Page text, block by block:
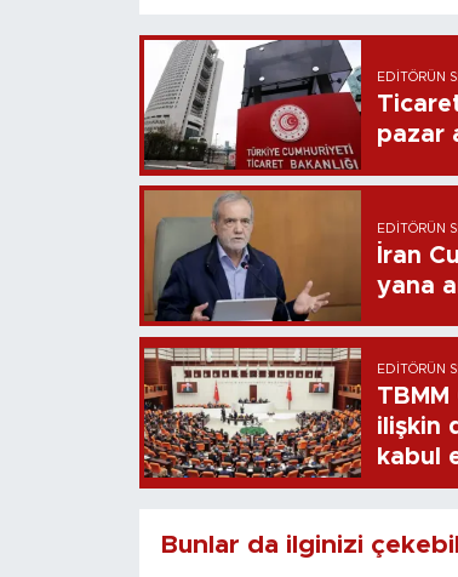
EDITÖRÜN
pazar
EDITÖRÜN
İran
yana
EDITÖRÜN
ilişkin
kabul
Bunlar da ilginizi